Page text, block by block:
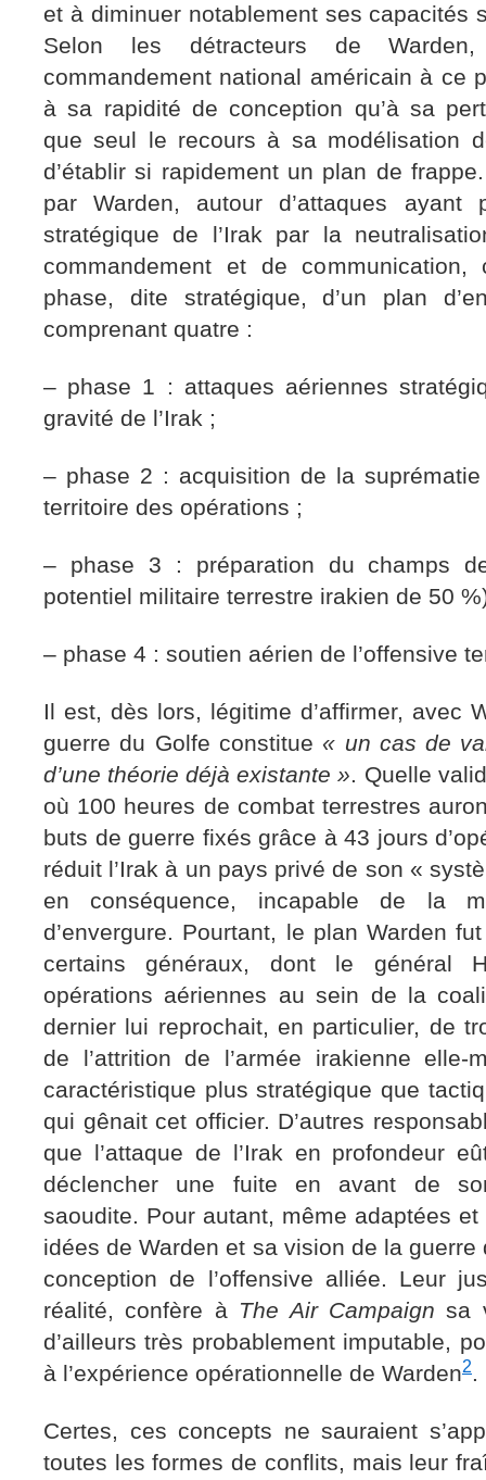
et à diminuer notablement ses capacités
Selon les détracteurs de
commandement national américain à ce
à sa rapidité de conception qu’à sa
que seul le recours à sa modélisation
d’établir si rapidement un plan de
par Warden, autour d’attaques
stratégique de l’Irak par la
commandement et de communication,
phase, dite stratégique, d’un plan
comprenant quatre :
– phase 1 : attaques aériennes
gravité de l’Irak ;
– phase 2 : acquisition de la
territoire des opérations ;
– phase 3 : préparation du champs
potentiel militaire terrestre irakien de 50
– phase 4 : soutien aérien de l’offensive
Il est, dès lors, légitime d’affirmer, avec
guerre du Golfe constitue« un cas de
d’une théorie déjà existante ». Quelle
où 100 heures de combat terrestres
buts de guerre fixés grâce à 43 jours
réduit l’Irak à un pays privé de son «
en conséquence, incapable de la
d’envergure. Pourtant, le plan Warden
certains généraux, dont le général
opérations aériennes au sein de la
dernier lui reprochait, en particulier, de
de l’attrition de l’armée irakienne elle-
caractéristique plus stratégique que
qui gênait cet officier. D’autres
que l’attaque de l’Irak en profondeur
déclencher une fuite en avant de
saoudite. Pour autant, même adaptées
idées de Warden et sa vision de la
conception de l’offensive alliée. Leur
réalité, confère à The Air Campaign sa
d’ailleurs très probablement imputable,
à l’expérience opérationnelle de Warden2.
Certes, ces concepts ne sauraient
toutes les formes de conflits, mais leur